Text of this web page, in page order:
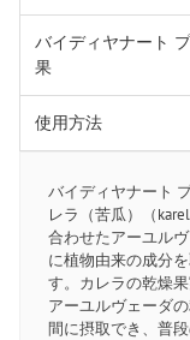
バイディヤナート
果
使用方法
バイディヤナート
レラ（苦瓜）（
合わせたアーユル
に植物由来の成分
す。カレラの乾燥
アーユルヴェーダ
間に摂取でき、普